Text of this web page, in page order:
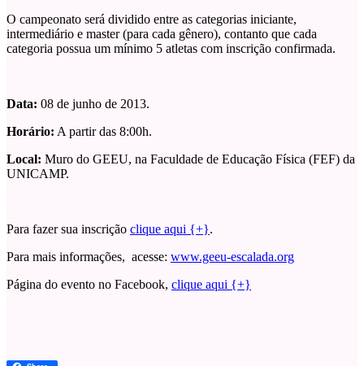
O campeonato será dividido entre as categorias iniciante,
intermediário e master (para cada gênero), contanto que cada
categoria possua um mínimo 5 atletas com inscrição confirmada.
Data: 08 de junho de 2013.
Horário: A partir das 8:00h.
Local: Muro do GEEU, na Faculdade de Educação Física (FEF) da
UNICAMP.
Para fazer sua inscrição clique aqui {+}.
Para mais informações, acesse: www.geeu-escalada.org
Página do evento no Facebook, clique aqui {+}